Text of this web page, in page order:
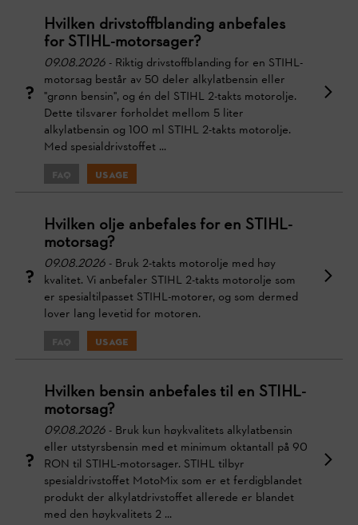
Hvilken drivstoffblanding anbefales
for STIHL-motorsager?
09.08.2026 - Riktig drivstoffblanding for en STIHL-
motorsag består av 50 deler alkylatbensin eller
"grønn bensin", og én del STIHL 2-takts motorolje.
Dette tilsvarer forholdet mellom 5 liter
alkylatbensin og 100 ml STIHL 2-takts motorolje.
Med spesialdrivstoffet ...
FAQ Usage
Hvilken olje anbefales for en STIHL-
motorsag?
09.08.2026 - Bruk 2-takts motorolje med høy
kvalitet. Vi anbefaler STIHL 2-takts motorolje som
er spesialtilpasset STIHL-motorer, og som dermed
lover lang levetid for motoren.
FAQ Usage
Hvilken bensin anbefales til en STIHL-
motorsag?
09.08.2026 - Bruk kun høykvalitets alkylatbensin
eller utstyrsbensin med et minimum oktantall på 90
RON til STIHL-motorsager. STIHL tilbyr
spesialdrivstoffet MotoMix som er et ferdigblandet
produkt der alkylatdrivstoffet allerede er blandet
med den høykvalitets 2 ...